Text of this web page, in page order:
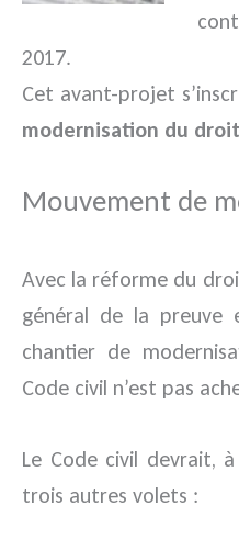
2017.
Cet avant-projet
modernisation du
Mouvement de
Avec la réforme du
général de la preuve
chantier de
Code civil n’est pas
Le Code civil devrait,
trois autres volets :